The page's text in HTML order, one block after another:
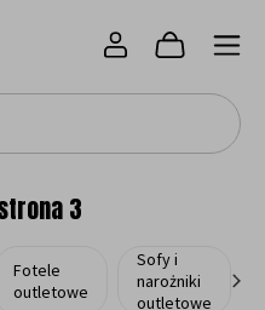
3
Fotele
outletowe
Sofy i
narożniki
outletowe